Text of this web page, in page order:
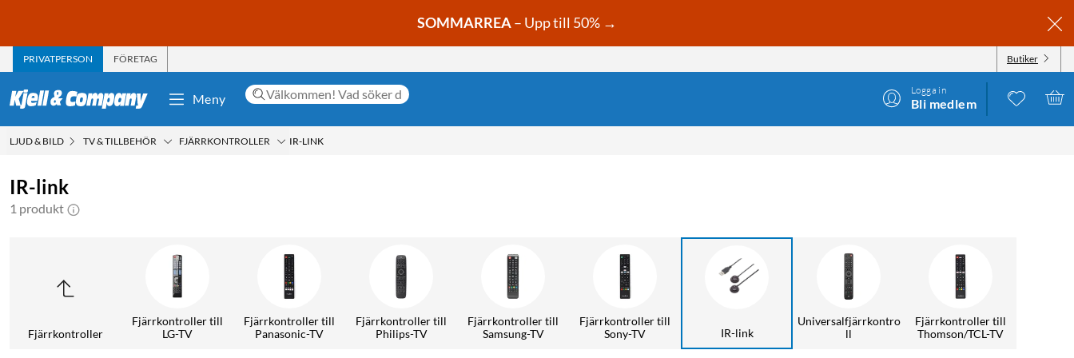
SOMMARREA– Upp till 50% →
PRIVATPERSON FÖRETAG Butiker
Meny
Logga in
Bli medlem
LJUD & BILD TV & TILLBEHÖR FJÄRRKONTROLLER IR-LINK
IR-link
1 produkt
Fjärrkontroller
Fjärrkontroller till
LG-TV
Fjärrkontroller till
Panasonic-TV
Fjärrkontroller till
Philips-TV
Fjärrkontroller till
Samsung-TV
Fjärrkontroller till
Sony-TV
IR-link
Universalfjärrkontro
ll
Fjärrkontroller till
Thomson/TCL-TV